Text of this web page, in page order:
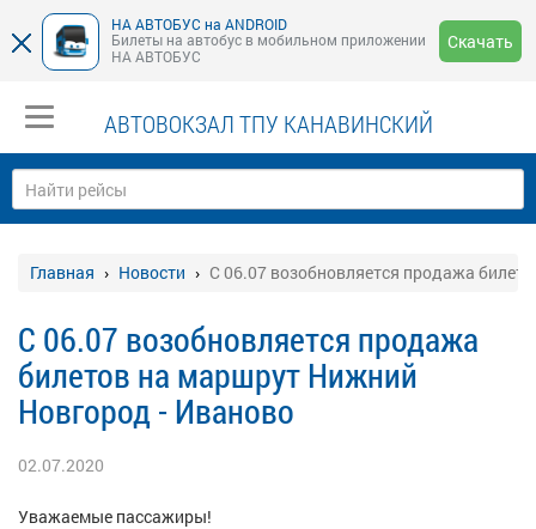
НА АВТОБУС на ANDROID
Билеты на автобус в мобильном приложении
НА АВТОБУС
Скачать
АВТОВОКЗАЛ ТПУ КАНАВИНСКИЙ
Главная Новости С 06.07 возобновляется продажа
С 06.07 возобновляется продажа
билетов на маршрут Нижний
Новгород - Иваново
02.07.2020
Уважаемые пассажиры!